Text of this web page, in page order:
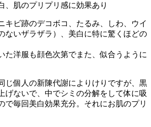
、肌のプリプリ感に効果あり
キビ跡のデコボコ、たるみ、しわ、ウイ
ないザラザラ）、美白に特に驚くほどの
た洋服も顔色次第でまた、似合うように
じ個人の新陳代謝によりけりですが、黒
げないで、中でシミの分解をして体に吸
で毎回美白効果充分。それにお肌のプリ